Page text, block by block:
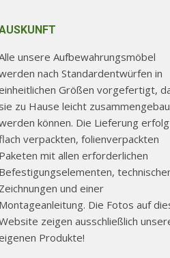
unsere Aufbewahrungsmöbel
nach Standardentwürfen in
Größen vorgefertigt,
sie zu Hause leicht
können. Die Lieferung
verpackten, folienverpackten
Paketen mit allen erforderlichen
Befestigungselementen,
Zeichnungen und einer
Montageanleitung. Die Fotos auf
zeigen ausschließlich
Produkte!